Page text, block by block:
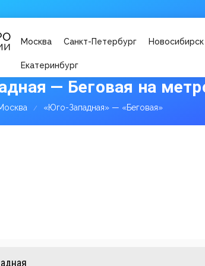
Москва Санкт-Петербург Новосибирск
Екатеринбург
— Беговая на
«Юго-Западная» — «Беговая»